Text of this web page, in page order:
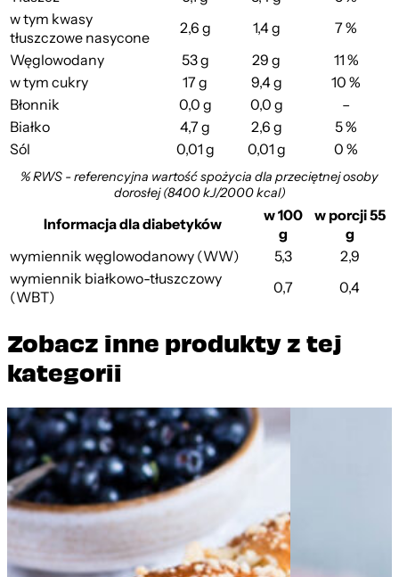
w tym kwasy
tłuszczowe nasycone
2,6 g 1,4 g
7 %
Węglowodany
53 g 29 g
11 %
w tym cukry
17 g 9,4 g
10 %
Błonnik
0,0 g 0,0 g
–
Białko
4,7 g 2,6 g
5 %
Sól
0,01 g 0,01 g 0 %
% RWS - referencyjna wartość spożycia dla przeciętnej osoby
dorosłej (8400 kJ/2000 kcal)
Informacja dla diabetyków
w 100
g
w porcji 55
g
wymiennik węglowodanowy (WW)
5,3
2,9
wymiennik białkowo-tłuszczowy
(WBT)
0,7 0,4
Zobacz inne produkty z tej
kategorii